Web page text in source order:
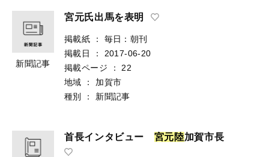
新聞記事
宮元氏出馬を表明
掲載紙 ：
毎日：朝刊
掲載日
：
2017-06-20
掲載ページ
：
22
地域
：
加賀市
種別
： 新聞記事
首長インタビュー 宮元陸加賀市長